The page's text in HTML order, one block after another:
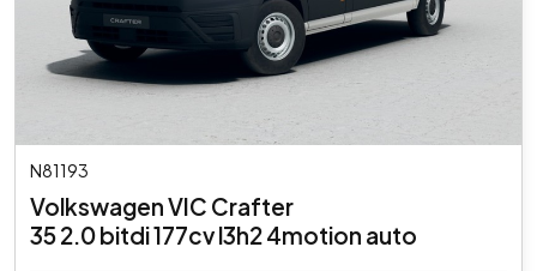
N81193
Volkswagen VIC Crafter
35 2.0 bitdi 177cv l3h2 4motion auto